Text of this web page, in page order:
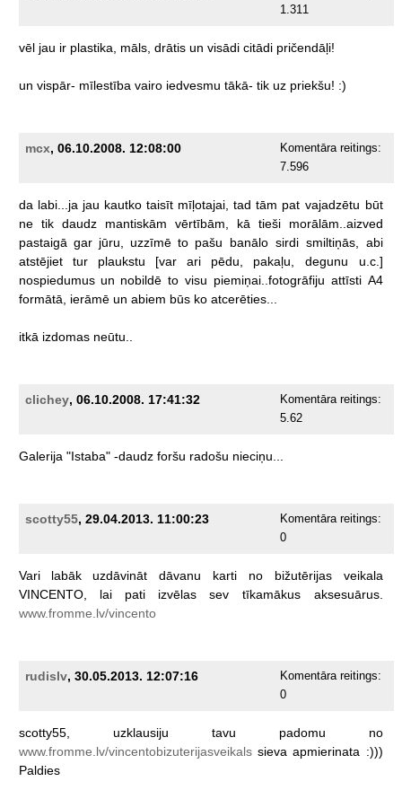
1.311
vēl jau ir plastika, māls, drātis un visādi citādi pričendāļi!
un vispār- mīlestība vairo iedvesmu tākā- tik uz priekšu! :)
mcx, 06.10.2008. 12:08:00
Komentāra reitings:
7.596
da labi...ja jau kautko taisīt mīļotajai, tad tām pat vajadzētu būt
ne tik daudz mantiskām vērtībām, kā tieši
morālām..aizved
pastaigā gar jūru, uzzīmē to pašu banālo sirdi smiltiņās,
abi
atstējiet
tur plaukstu [var ari pēdu, pakaļu, degunu
u.c.]
nospiedumus un nobildē to visu piemiņai..fotogrāfiju attīsti A4
formātā,
ierāmē un abiem būs ko atcerēties...
itkā izdomas neūtu..
clichey, 06.10.2008. 17:41:32
Komentāra reitings:
5.62
Galerija "Istaba" -daudz foršu radošu nieciņu...
scotty55, 29.04.2013. 11:00:23
Komentāra reitings:
0
Vari labāk uzdāvināt dāvanu karti no bižutērijas
veikala
VINCENTO,
lai pati izvēlas sev tīkamākus
aksesuārus.
www.fromme.lv/vincento
rudislv, 30.05.2013. 12:07:16
Komentāra reitings:
0
scotty55, uzklausiju tavu padomu
no
www.fromme.lv/vincentobizuterijasveikals sieva apmierinata :)))
Paldies